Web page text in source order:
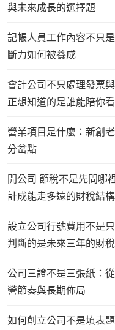
與未來成長的選擇題
記帳人員工作內容不只
斷力如何被養成
會計公司不只處理發票
正想知道的是誰能陪你
營業項目是什麼：新創
分岔點
開公司 節稅不是先問哪
計成能走多遠的財稅結構
設立公司行號費用不是
判斷的是未來三年的財
公司三證不是三張紙：
營節奏與長期佈局
如何創立公司不是填表